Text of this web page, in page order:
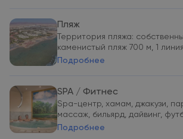
Пляж
Территория пляжа:
каменистый пляж 700 м, 1
Подробнее
SPA / Фитнес
Spa-центр, хамам, джакузи,
массаж, бильярд, дайвинг,
Подробнее